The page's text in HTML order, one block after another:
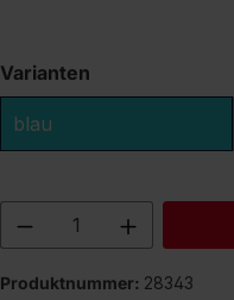
Varianten
blau
Produkt
Produktnummer: 28343